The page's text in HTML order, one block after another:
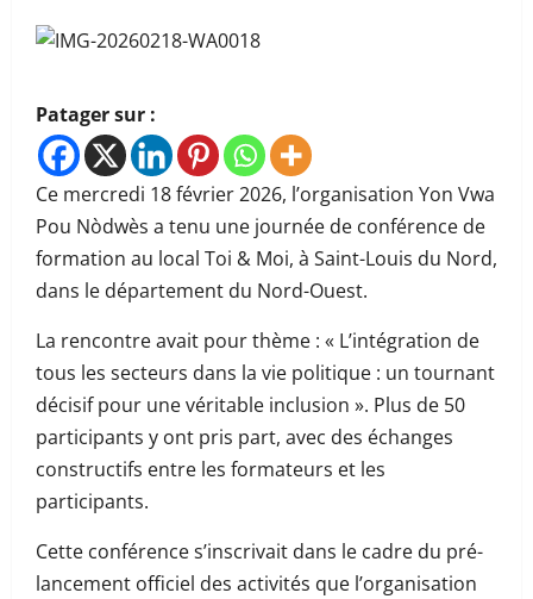
Patager sur :
Ce mercredi 18 février 2026, l’organisation Yon Vwa
Pou Nòdwès a tenu une journée de conférence de
formation au local Toi & Moi, à Saint-Louis du Nord,
dans le département du Nord-Ouest.
La rencontre avait pour thème : « L’intégration de
tous les secteurs dans la vie politique : un tournant
décisif pour une véritable inclusion ». Plus de 50
participants y ont pris part, avec des échanges
constructifs entre les formateurs et les
participants.
Cette conférence s’inscrivait dans le cadre du pré-
lancement officiel des activités que l’organisation